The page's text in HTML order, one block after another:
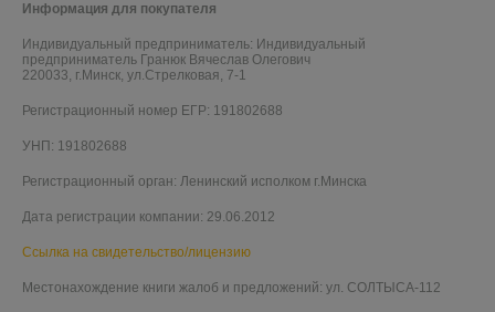
Информация для покупателя
Индивидуальный предприниматель: Индивидуальный
предприниматель Гранюк Вячеслав Олегович
220033, г.Минск, ул.Стрелковая, 7-1
Регистрационный номер ЕГР: 191802688
УНП: 191802688
Регистрационный орган: Ленинский исполком г.Минска
Дата регистрации компании: 29.06.2012
Ссылка на свидетельство/лицензию
Местонахождение книги жалоб и предложений: ул. СОЛТЫСА-112